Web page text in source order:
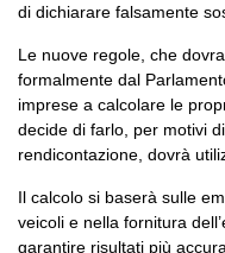
di dichiarare falsamente
Le nuove regole, che
formalmente dal
imprese a calcolare le
decide di farlo, per motivi
rendicontazione, dovrà
Il calcolo si baserà sulle
veicoli e nella fornitura
garantire risultati più